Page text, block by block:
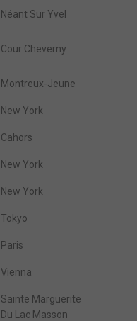
Néant Sur Yvel
Cour Cheverny
Montreux-Jeune
New York
Cahors
New York
New York
Tokyo
Paris
Vienna
Sainte Marguerite
Du Lac Masson